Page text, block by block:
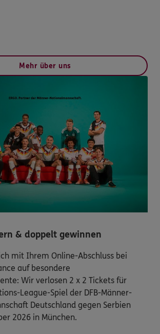
Mehr über uns
& doppelt gewinnen
mit Ihrem Online-Abschluss bei
auf besondere
Wir verlosen 2 x 2 Tickets für
League-Spiel der DFB-Männer-
Deutschland gegen Serbien
2026 in München.